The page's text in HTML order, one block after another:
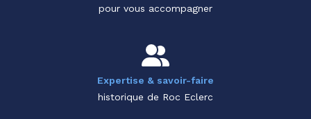
pour vous accompagner
Expertise & savoir-faire
historique de Roc Eclerc